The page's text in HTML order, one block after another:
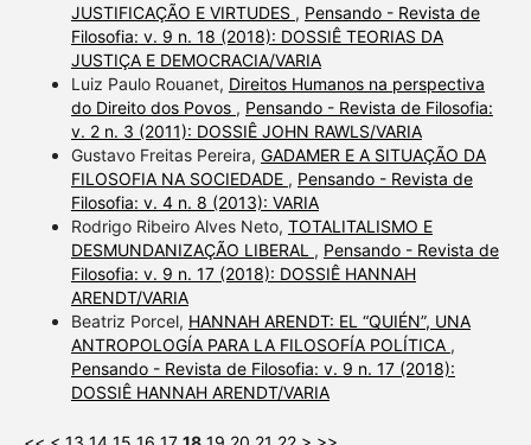
JUSTIFICAÇÃO E VIRTUDES , Pensando - Revista de
Filosofia: v. 9 n. 18 (2018): DOSSIÊ TEORIAS DA
JUSTIÇA E DEMOCRACIA/VARIA
Luiz Paulo Rouanet, Direitos Humanos na perspectiva
do Direito dos Povos , Pensando - Revista de Filosofia:
v. 2 n. 3 (2011): DOSSIÊ JOHN RAWLS/VARIA
Gustavo Freitas Pereira, GADAMER E A SITUAÇÃO DA
FILOSOFIA NA SOCIEDADE , Pensando - Revista de
Filosofia: v. 4 n. 8 (2013): VARIA
Rodrigo Ribeiro Alves Neto, TOTALITALISMO E
DESMUNDANIZAÇÃO LIBERAL , Pensando - Revista de
Filosofia: v. 9 n. 17 (2018): DOSSIÊ HANNAH
ARENDT/VARIA
Beatriz Porcel, HANNAH ARENDT: EL “QUIÉN”, UNA
ANTROPOLOGÍA PARA LA FILOSOFÍA POLÍTICA ,
Pensando - Revista de Filosofia: v. 9 n. 17 (2018):
DOSSIÊ HANNAH ARENDT/VARIA